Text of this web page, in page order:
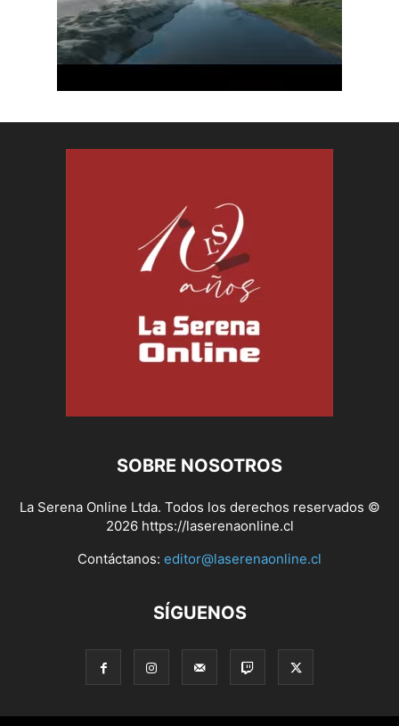
SOBRE NOSOTROS
La Serena Online Ltda. Todos los derechos reservados ©
2026 https://laserenaonline.cl
Contáctanos: editor@laserenaonline.cl
SÍGUENOS